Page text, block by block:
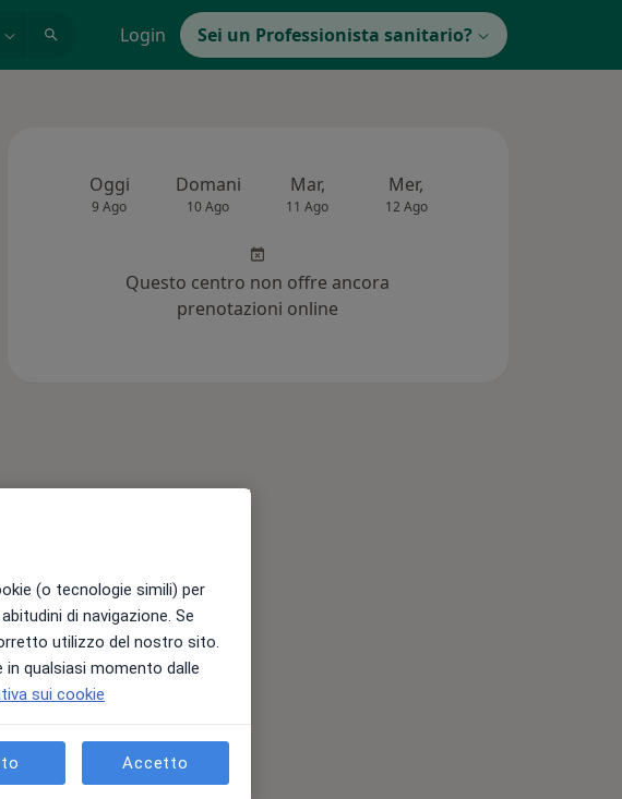
Login Sei un Professionista sanitario?
Oggi
9 Ago
Domani
10 Ago
Mar,
11 Ago
Mer,
12 Ago
Questo centro non offre ancora
prenotazioni online
(o tecnologie simili) per
di navigazione. Se
utilizzo del nostro sito.
qualsiasi momento dalle
sui cookie
Accetto